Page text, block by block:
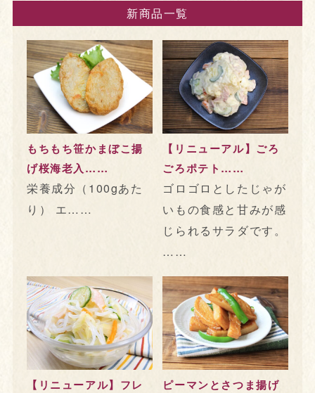
新商品一覧
もちもち笹かまぼこ揚
げ桜海老入……
栄養成分（100gあた
り） エ……
【リニューアル】ごろ
ごろポテト……
ゴロゴロとしたじゃが
いもの食感と甘みが感
じられるサラダです。
……
【リニューアル】フレ
ピーマンとさつま揚げ